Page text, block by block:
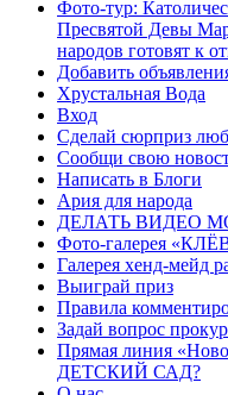
Фото-тур:
Пресвятой Девы
народов готовят к
Добавить
Хрустальная Вода
Вход
Сделай сюрприз
Сообщи свою
Написать в Блоги
Ария для народа
ДЕЛАТЬ ВИДЕО
Фото-галерея
Галерея хенд-мейд
Выиграй приз
Правила
Задай вопрос
Прямая линия
ДЕТСКИЙ САД?